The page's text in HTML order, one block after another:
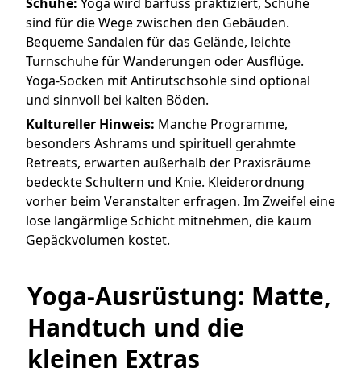
sind für die Wege zwischen den Gebäuden.
Bequeme Sandalen für das Gelände, leichte
Turnschuhe für Wanderungen oder Ausflüge.
Yoga-Socken mit Antirutschsohle sind optional
und sinnvoll bei kalten Böden.
Kultureller Hinweis: Manche Programme,
besonders Ashrams und spirituell gerahmte
Retreats, erwarten außerhalb der Praxisräume
bedeckte Schultern und Knie. Kleiderordnung
vorher beim Veranstalter erfragen. Im Zweifel eine
lose langärmlige Schicht mitnehmen, die kaum
Gepäckvolumen kostet.
Yoga-Ausrüstung: Matte,
Handtuch und die
kleinen Extras